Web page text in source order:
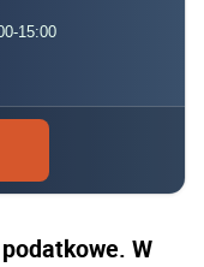
15:00
W